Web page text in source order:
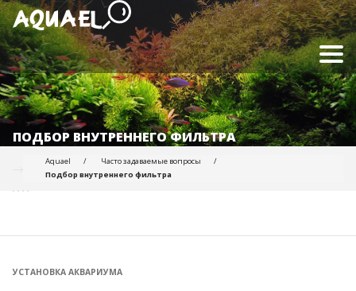
ПОДБОР ВНУТРЕННЕГО ФИЛЬТРА
Aquael
Часто задаваемые вопросы
Подбор внутреннего фильтра
УСТАНОВКА АКВАРИУМА